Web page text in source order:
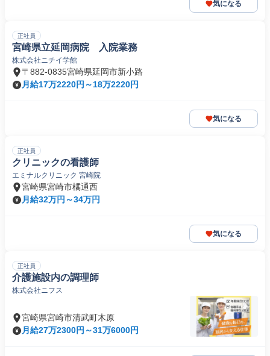
気になる
正社員
宮崎県立延岡病院 入院業務
株式会社ニチイ学館
〒882-0835宮崎県延岡市新小路
月給17万2220円～18万2220円
気になる
正社員
クリニックの看護師
エミナルクリニック 宮崎院
宮崎県宮崎市橘通西
月給32万円～34万円
気になる
正社員
介護施設内の調理師
株式会社ニフス
宮崎県宮崎市清武町木原
月給27万2300円～31万6000円